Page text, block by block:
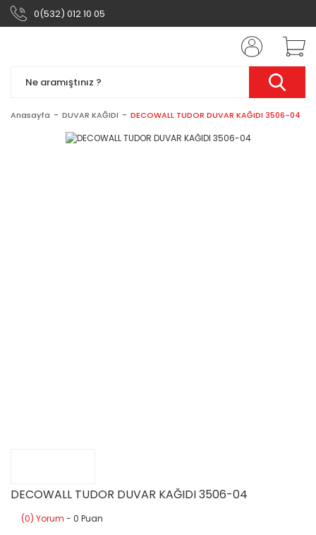
0(532) 012 10 05
Anasayfa DUVAR KAĞIDI DECOWALL TUDOR DUVAR KAĞIDI 3506-04
DECOWALL TUDOR DUVAR KAĞIDI 3506-04
(0) Yorum - 0 Puan